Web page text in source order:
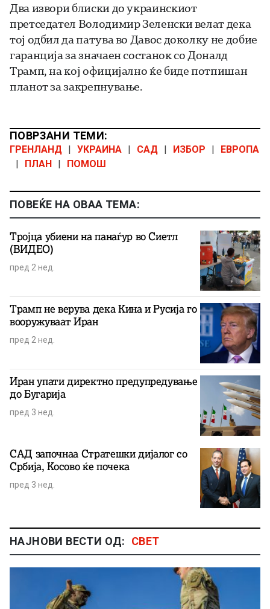
Два извори блиски до украинскиот
претседател Володимир Зеленски велат дека
тој одбил да патува во Давос доколку не добие
гаранција за значаен состанок со Доналд
Трамп, на кој официјално ќе биде потпишан
планот за закрепнување.
ПОВРЗАНИ ТЕМИ:
ГРЕНЛАНД УКРАИНА САД ИЗБОР
ЕВРОПА
ПЛАН ПОМОШ
ПОВЕЌЕ НА ОВАА ТЕМА:
Тројца убиени на панаѓур во Сиетл
(ВИДЕО)
пред 2 нед.
Трамп не верува дека Кина и Русија го
вооружуваат Иран
пред 2 нед.
Иран упати директно предупредување
до Бугарија
пред 3 нед.
САД започнаа Стратешки дијалог со
Србија, Косово ќе почека
пред 3 нед.
НАЈНОВИ ВЕСТИ ОД: СВЕТ